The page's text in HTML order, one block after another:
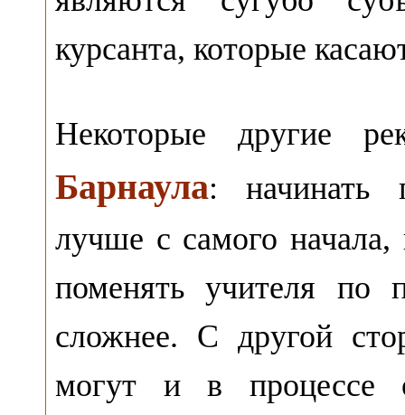
курсанта, которые
Некоторые другие
Барнаула: начинать
лучше с самого начала,
поменять учителя по
сложнее. С другой
могут и в процессе